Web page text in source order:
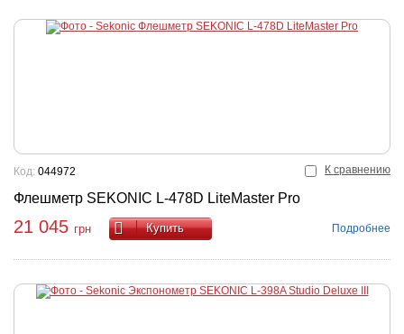
К сравнению
Флешметр SEKONIC L-478D LiteMaster Pro
Код: 044972
21 045 грн Купить Подробнее